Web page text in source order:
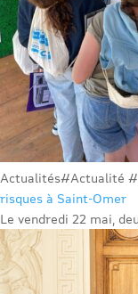
Actualités#Actualité
risques à Saint-Omer
Le vendredi 22 mai,